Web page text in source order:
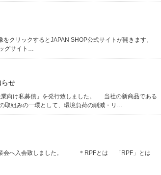
クリックするとJAPAN SHOP公式サイトが開きます。
グサイト…
らせ
業向け私募債」を発行致しました。 当社の新商品である
取組みの一環として、環境負荷の削減・リ…
業会へ入会致しました。 ＊RPFとは 「RPF」とは